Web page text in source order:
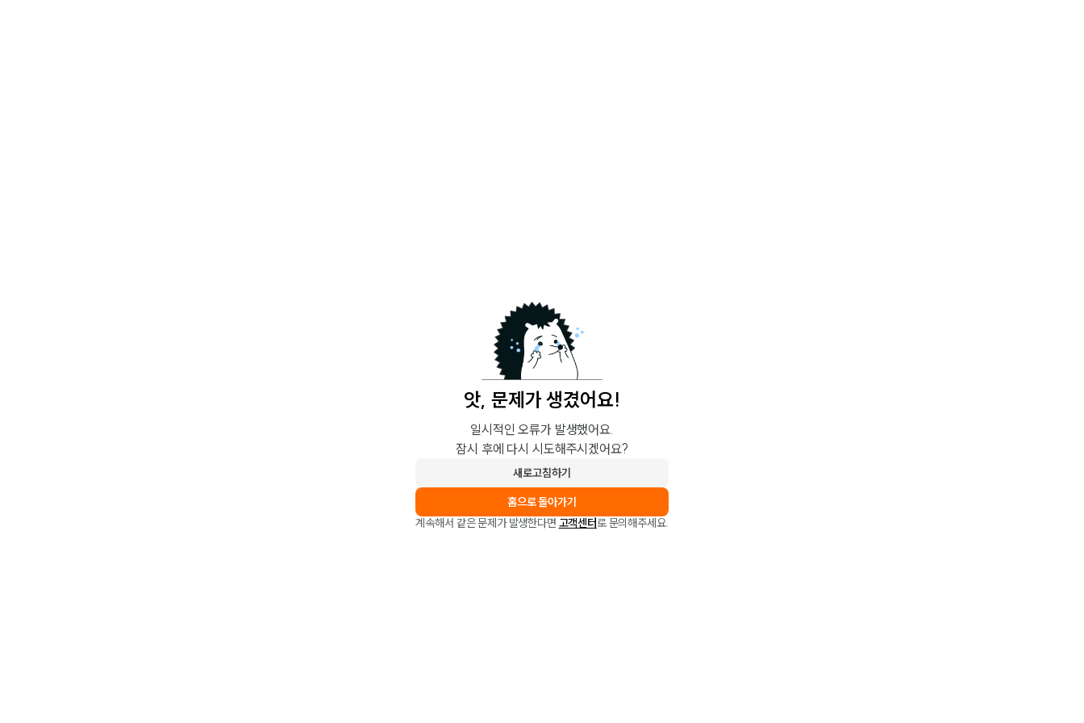
앗, 문제가 생겼어요!
일시적인 오류가 발생했어요.
잠시 후에 다시 시도해주시겠어요?
새로고침하기
홈으로 돌아가기
계속해서 같은 문제가 발생한다면 고객센터로 문의해주세요.